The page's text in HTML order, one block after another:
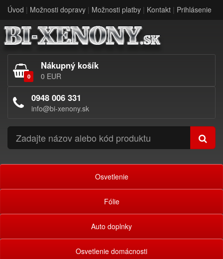
Úvod | Možnosti dopravy | Možnosti platby | Kontakt | Prihlásenie
0
Nákupný košík
0 EUR
0948 006 331
info@bi-xenony.sk
Osvetlenie
Fólie
Auto doplnky
Osvetlenie domácnosti